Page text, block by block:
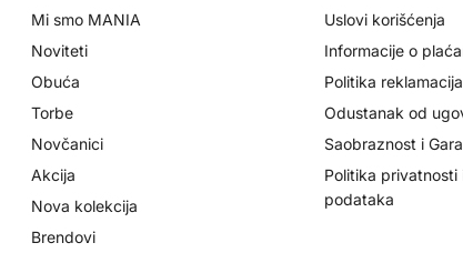
Mi smo MANIA
Noviteti
Obuća
Torbe
Novčanici
Akcija
Nova kolekcija
Brendovi
Uslovi korišćenja
Informacije o
Politika reklamacija
Odustanak od
Saobraznost i
Politika privatnosti
podataka